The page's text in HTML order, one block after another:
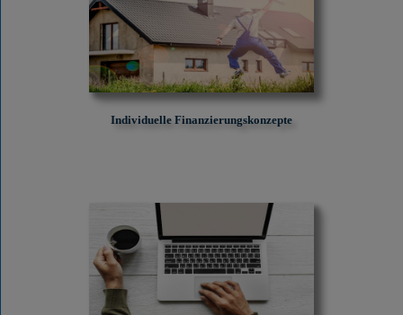
Individuelle Finanzierungskonzepte